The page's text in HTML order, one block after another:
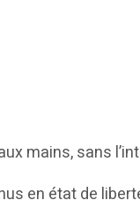
mains, sans
en état de